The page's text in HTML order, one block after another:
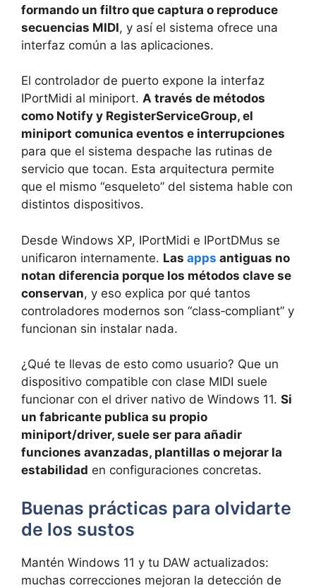
formando un filtro que captura o reproduce
secuencias MIDI, y así el sistema ofrece una
interfaz común a las aplicaciones.
El controlador de puerto expone la interfaz
IPortMidi al miniport. A través de métodos
como Notify y RegisterServiceGroup, el
miniport comunica eventos e interrupciones
para que el sistema despache las rutinas de
servicio que tocan. Esta arquitectura permite
que el mismo “esqueleto” del sistema hable con
distintos dispositivos.
Desde Windows XP, IPortMidi e IPortDMus se
unificaron internamente. Las apps antiguas no
notan diferencia porque los métodos clave se
conservan, y eso explica por qué tantos
controladores modernos son “class‑compliant” y
funcionan sin instalar nada.
¿Qué te llevas de esto como usuario? Que un
dispositivo compatible con clase MIDI suele
funcionar con el driver nativo de Windows 11. Si
un fabricante publica su propio
miniport/driver, suele ser para añadir
funciones avanzadas, plantillas o mejorar la
estabilidad en configuraciones concretas.
Buenas prácticas para olvidarte
de los sustos
Mantén Windows 11 y tu DAW actualizados:
muchas correcciones mejoran la detección de